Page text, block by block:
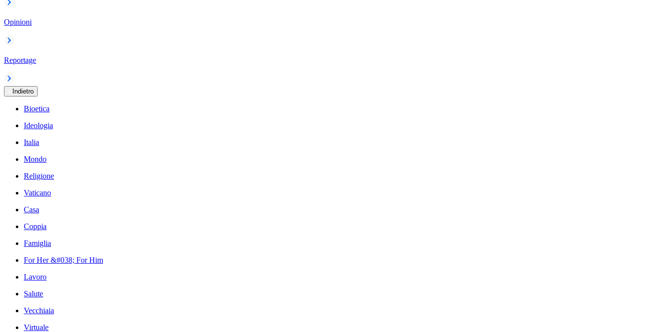
Opinioni
Reportage
Indietro
Bioetica
Ideologia
Italia
Mondo
Religione
Vaticano
Casa
Coppia
Famiglia
For Her &#038; For Him
Lavoro
Salute
Vecchiaia
Virtuale